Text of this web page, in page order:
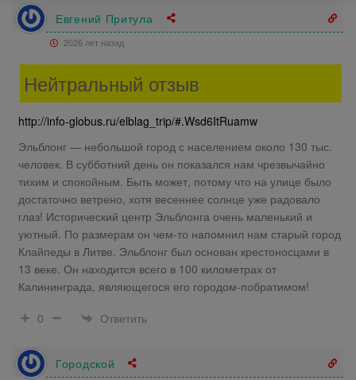
Евгений Притула
2026 лет назад
Нейтральный отзыв
http://info-globus.ru/elblag_trip/#.Wsd6ItRuamw
Эльблонг — небольшой город с населением около 130 тыс.
человек. В субботний день он показался нам чрезвычайно
тихим и спокойным. Быть может, потому что на улице было
достаточно ветрено, хотя весеннее солнце уже радовало
глаз! Исторический центр Эльблонга очень маленький и
уютный. По размерам он чем-то напомнил нам старый город
Клайпеды в Литве. Эльблонг был основан крестоносцами в
13 веке. Он находится всего в 100 километрах от
Калининграда, являющегося его городом-побратимом!
0
Ответить
Городской